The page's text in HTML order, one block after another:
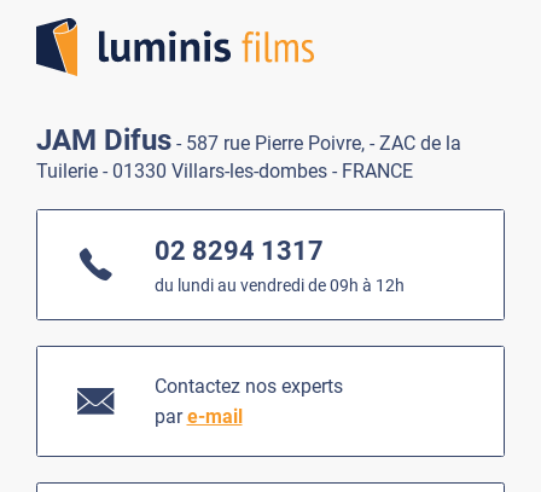
JAM Difus - 587 rue Pierre Poivre, - ZAC de la
Tuilerie - 01330 Villars-les-dombes - FRANCE
02 8294 1317
du lundi au vendredi de 09h à 12h
Contactez nos experts
pare-mail